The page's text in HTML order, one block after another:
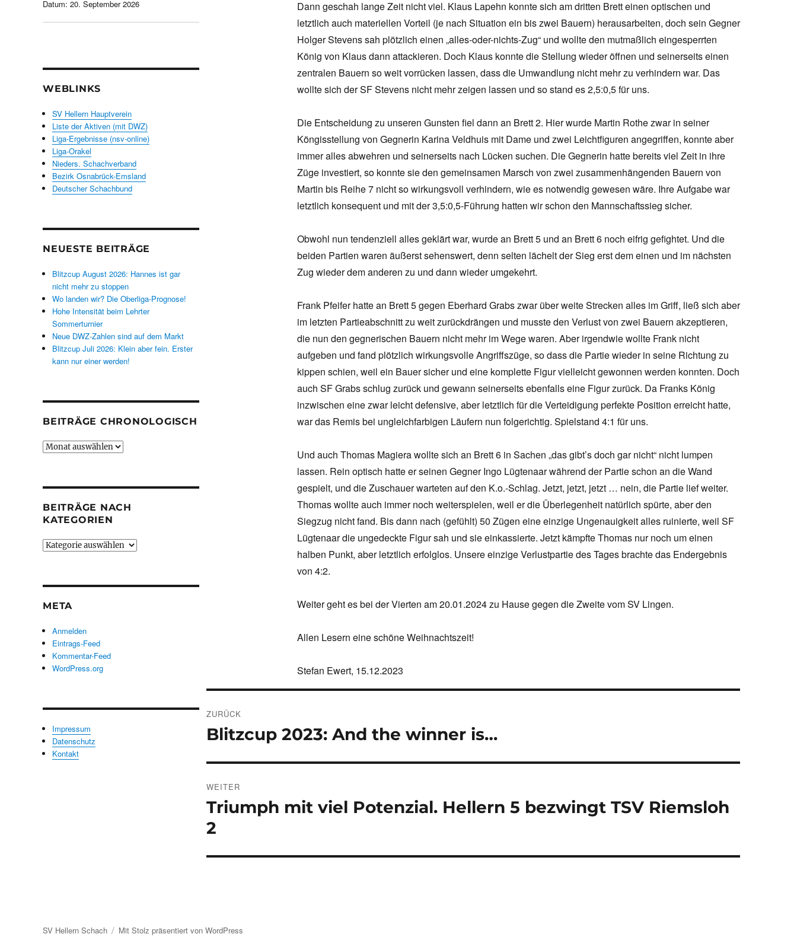
Dann geschah lange Zeit nicht viel. Klaus Lapehn konnte sich am dritten Brett einen optischen und
letztlich auch materiellen Vorteil (je nach Situation ein bis zwei Bauern) herausarbeiten, doch sein Gegner
Holger Stevens sah plötzlich einen „alles-oder-nichts-Zug“ und wollte den mutmaßlich eingesperrten
König von Klaus dann attackieren. Doch Klaus konnte die Stellung wieder öffnen und seinerseits einen
zentralen Bauern so weit vorrücken lassen, dass die Umwandlung nicht mehr zu verhindern war. Das
wollte sich der SF Stevens nicht mehr zeigen lassen und so stand es 2,5:0,5 für uns.
Die Entscheidung zu unseren Gunsten fiel dann an Brett 2. Hier wurde Martin Rothe zwar in seiner
Köngisstellung von Gegnerin Karina Veldhuis mit Dame und zwei Leichtfiguren angegriffen, konnte aber
immer alles abwehren und seinerseits nach Lücken suchen. Die Gegnerin hatte bereits viel Zeit in ihre
Züge investiert, so konnte sie den gemeinsamen Marsch von zwei zusammenhängenden Bauern von
Martin bis Reihe 7 nicht so wirkungsvoll verhindern, wie es notwendig gewesen wäre. Ihre Aufgabe war
letztlich konsequent und mit der 3,5:0,5-Führung hatten wir schon den Mannschaftssieg sicher.
Obwohl nun tendenziell alles geklärt war, wurde an Brett 5 und an Brett 6 noch eifrig gefightet. Und die
beiden Partien waren äußerst sehenswert, denn selten lächelt der Sieg erst dem einen und im nächsten
Zug wieder dem anderen zu und dann wieder umgekehrt.
Frank Pfeifer hatte an Brett 5 gegen Eberhard Grabs zwar über weite Strecken alles im Griff, ließ sich aber
im letzten Partieabschnitt zu weit zurückdrängen und musste den Verlust von zwei Bauern akzeptieren,
die nun den gegnerischen Bauern nicht mehr im Wege waren. Aber irgendwie wollte Frank nicht
aufgeben und fand plötzlich wirkungsvolle Angriffszüge, so dass die Partie wieder in seine Richtung zu
kippen schien, weil ein Bauer sicher und eine komplette Figur vielleicht gewonnen werden konnten. Doch
auch SF Grabs schlug zurück und gewann seinerseits ebenfalls eine Figur zurück. Da Franks König
inzwischen eine zwar leicht defensive, aber letztlich für die Verteidigung perfekte Position erreicht hatte,
war das Remis bei ungleichfarbigen Läufern nun folgerichtig. Spielstand 4:1 für uns.
Und auch Thomas Magiera wollte sich an Brett 6 in Sachen „das gibt’s doch gar nicht“ nicht lumpen
lassen. Rein optisch hatte er seinen Gegner Ingo Lügtenaar während der Partie schon an die Wand
gespielt, und die Zuschauer warteten auf den K.o.-Schlag. Jetzt, jetzt, jetzt … nein, die Partie lief weiter.
Thomas wollte auch immer noch weiterspielen, weil er die Überlegenheit natürlich spürte, aber den
Siegzug nicht fand. Bis dann nach (gefühlt) 50 Zügen eine einzige Ungenauigkeit alles ruinierte, weil SF
Lügtenaar die ungedeckte Figur sah und sie einkassierte. Jetzt kämpfte Thomas nur noch um einen
halben Punkt, aber letztlich erfolglos. Unsere einzige Verlustpartie des Tages brachte das Endergebnis
von 4:2.
Weiter geht es bei der Vierten am 20.01.2024 zu Hause gegen die Zweite vom SV Lingen.
Allen Lesern eine schöne Weihnachtszeit!
Stefan Ewert, 15.12.2023
ZURÜCK
Vorheriger
Blitzcup 2023: And the winner is…
WEITER
Nächster
Beitrag:
Triumph mit viel Potenzial. Hellern 5 bezwingt TSV Riemsloh
2
Datum: 20. September 2026
WEBLINKS
SV Hellern Hauptverein
Liste der Aktiven (mit DWZ)
Liga-Ergebnisse (nsv-online)
Liga-Orakel
Nieders. Schachverband
Bezirk Osnabrück-Emsland
Deutscher Schachbund
NEUESTE BEITRÄGE
Blitzcup August 2026: Hannes ist gar
nicht mehr zu stoppen
Wo landen wir? Die Oberliga-Prognose!
Hohe Intensität beim Lehrter
Sommerturnier
Neue DWZ-Zahlen sind auf dem Markt
Blitzcup Juli 2026: Klein aber fein. Erster
kann nur einer werden!
BEITRÄGE CHRONOLOGISCH
Beiträge
BEITRÄGE NACH
KATEGORIEN
Beiträge
META
Anmelden
Eintrags-Feed
Kommentar-Feed
WordPress.org
Impressum
Datenschutz
Kontakt
SV Hellern Schach Mit Stolz präsentiert von WordPress